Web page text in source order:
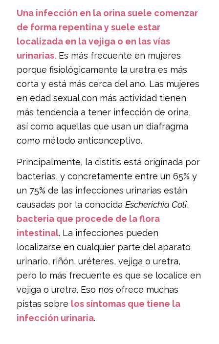
Una infección en la orina suele comenzar
de forma repentina y suele estar
localizada en la vejiga o en las vías
urinarias.Es más frecuente en mujeres
porque fisiológicamente la uretra es más
corta y está más cerca del ano. Las mujeres
en edad sexual con más actividad tienen
más tendencia a tener infección de orina,
así como aquellas que usan un diafragma
como método anticonceptivo.
Principalmente, la cistitis está originada por
bacterias, y concretamente entre un 65% y
un 75% de las infecciones urinarias están
causadas por la conocida Escherichia Coli,
bacteria que procede de la flora
intestinal. La infecciones pueden
localizarse en cualquier parte del aparato
urinario, riñón, uréteres, vejiga o uretra,
pero lo más frecuente es que se localice en
vejiga o uretra. Eso nos ofrece muchas
pistas sobre los síntomas que tiene la
infección urinaria.